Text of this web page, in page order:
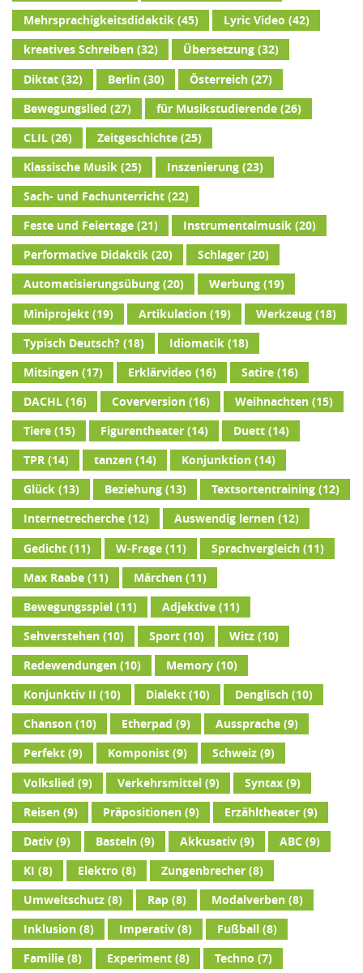
Mehrsprachigkeitsdidaktik(45) Lyric Video (42)
kreatives Schreiben(32) Übersetzung(32)
Diktat(32) Berlin(30) Österreich(27)
Bewegungslied (27) für Musikstudierende(26)
CLIL(26) Zeitgeschichte(25)
Klassische Musik(25) Inszenierung(23)
Sach- und Fachunterricht(22)
Feste und Feiertage(21) Instrumentalmusik(20)
Performative Didaktik(20) Schlager(20)
Automatisierungsübung(20) Werbung(19)
Miniprojekt(19) Artikulation(19) Werkzeug(18)
Typisch Deutsch?(18) Idiomatik(18)
Mitsingen(17) Erklärvideo (16) Satire(16)
DACHL(16) Coverversion(16) Weihnachten(15)
Tiere(15) Figurentheater(14) Duett(14)
TPR(14) tanzen(14) Konjunktion(14)
Glück(13) Beziehung(13) Textsortentraining(12)
Internetrecherche(12) Auswendig lernen(12)
Gedicht(11) W-Frage(11) Sprachvergleich(11)
Max Raabe(11) Märchen(11)
Bewegungsspiel(11) Adjektive(11)
Sehverstehen(10) Sport(10) Witz(10)
Redewendungen(10) Memory(10)
Konjunktiv II (10) Dialekt(10) Denglisch(10)
Chanson(10) Etherpad (9) Aussprache(9)
Perfekt(9) Komponist(9) Schweiz(9)
Volkslied (9) Verkehrsmittel(9) Syntax(9)
Reisen(9) Präpositionen(9) Erzähltheater(9)
Dativ(9) Basteln(9) Akkusativ(9) ABC (9)
KI (8) Elektro (8) Zungenbrecher(8)
Umweltschutz(8) Rap(8) Modalverben(8)
Inklusion(8) Imperativ(8) Fußball(8)
Familie(8) Experiment(8) Techno (7)